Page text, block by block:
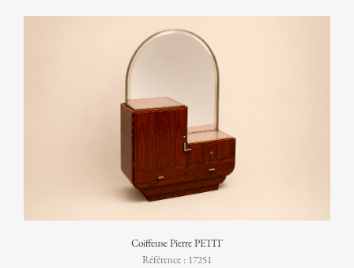
Coiffeuse Pierre PETIT
Référence : 17251